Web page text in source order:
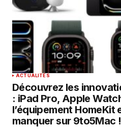
ACTUALITÉS
Découvrez les
: iPad Pro, Apple
l’équipement HomeKit
manquer sur 9to5Mac !